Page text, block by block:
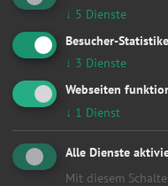
Autobatterie
Bremsen
Fahrwerk &
HU/AU Benzin
HU/AU Diesel
Inspektion
Karosserie
Keilriemen
↓ 5 Dienste
Besucher-
↓ 3 Dienste
Webseiten
↓ 1 Dienst
Alle Dienste
Mit diesem